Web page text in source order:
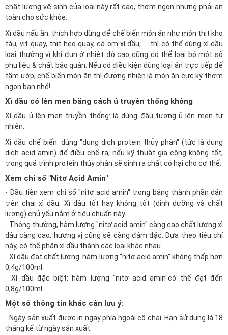
chất lượng vệ sinh của loại này rất cao, thơm ngon nhưng phải an
toàn cho sức khỏe.
Xì dầu nấu ăn: thích hợp dùng để chế biến món ăn như món thịt kho
tàu, vịt quay, thịt heo quay, cá om xì dầu, ... thì có thể dùng xì dầu
loại thường vì khi đun ở nhiệt độ cao cũng có thể loại bỏ một số
phụ liệu & chất bảo quản. Nếu có điều kiện dùng loại ăn trực tiếp để
tẩm ướp, chế biến món ăn thì đương nhiên là món ăn cực kỳ thơm
ngon bạn nhé!
Xì dầu có lên men bằng cách ủ truyền thống không
Xì dầu ủ lên men truyền thống: là dùng đậu tương ủ lên men tự
nhiên.
Xì dầu chế biến: dùng "dung dịch protein thủy phân" (tức là dung
dịch acid amin) để điều chế ra, nếu kỹ thuật gia công không tốt,
trong quá trình protein thủy phân sẽ sinh ra chất có hại cho cơ thể.
Xem chỉ số "Nitơ Acid Amin"
- Đầu tiên xem chỉ số "nitơ acid amin" trong bảng thành phần dán
trên chai xì dầu. Xì dầu tốt hay không tốt (dinh dưỡng và chất
lượng) chủ yếu nằm ở tiêu chuẩn này.
- Thông thường, hàm lượng "nitơ acid amin" càng cao chất lượng xì
dầu càng cao, hương vị cũng sẽ càng đậm đặc. Dựa theo tiêu chí
này, có thể phân xì dầu thành các loại khác nhau.
- Xì dầu đạt chất lượng: hàm lượng "nitơ acid amin" không thấp hơn
0,4g/100ml.
- Xì dầu đặc biệt: hàm lượng "nitơ acid amin"có thể đạt đến
0,8g/100ml.
Một số thông tin khác cần lưu ý:
- Ngày sản xuất được in ngay phía ngoài cổ chai. Hạn sử dụng là 18
tháng kể từ ngày sản xuất.